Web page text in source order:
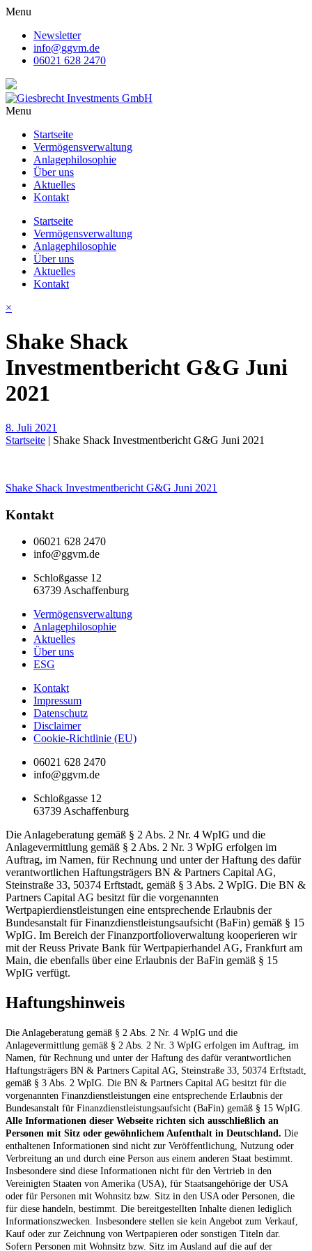
Menu
Newsletter
info@ggvm.de
06021 628 2470
Menu
Startseite
Vermögensverwaltung
Anlagephilosophie
Über uns
Aktuelles
Kontakt
Startseite
Vermögensverwaltung
Anlagephilosophie
Über uns
Aktuelles
Kontakt
×
Shake Shack
Investmentbericht G&G Juni
2021
8. Juli 2021
Startseite | Shake Shack Investmentbericht G&G Juni 2021
Beitragsnavigation
Shake Shack Investmentbericht G&G Juni 2021
Kontakt
06021 628 2470
info@ggvm.de
Schloßgasse 12
63739 Aschaffenburg
Vermögensverwaltung
Anlagephilosophie
Aktuelles
Über uns
ESG
Kontakt
Impressum
Datenschutz
Disclaimer
Cookie-Richtlinie (EU)
06021 628 2470
info@ggvm.de
Schloßgasse 12
63739 Aschaffenburg
Die Anlageberatung gemäß § 2 Abs. 2 Nr. 4 WpIG und die
Anlagevermittlung gemäß § 2 Abs. 2 Nr. 3 WpIG erfolgen im
Auftrag, im Namen, für Rechnung und unter der Haftung des dafür
verantwortlichen Haftungsträgers BN & Partners Capital AG,
Steinstraße 33, 50374 Erftstadt, gemäß § 3 Abs. 2 WpIG. Die BN &
Partners Capital AG besitzt für die vorgenannten
Wertpapierdienstleistungen eine entsprechende Erlaubnis der
Bundesanstalt für Finanzdienstleistungsaufsicht (BaFin) gemäß § 15
WpIG. Im Bereich der Finanzportfolioverwaltung kooperieren wir
mit der Reuss Private Bank für Wertpapierhandel AG, Frankfurt am
Main, die ebenfalls über eine Erlaubnis der BaFin gemäß § 15
WpIG verfügt.
Haftungshinweis
Die Anlageberatung gemäß § 2 Abs. 2 Nr. 4 WpIG und die
Anlagevermittlung gemäß § 2 Abs. 2 Nr. 3 WpIG erfolgen im Auftrag, im
Namen, für Rechnung und unter der Haftung des dafür verantwortlichen
Haftungsträgers BN & Partners Capital AG, Steinstraße 33, 50374 Erftstadt,
gemäß § 3 Abs. 2 WpIG. Die BN & Partners Capital AG besitzt für die
vorgenannten Finanzdienstleistungen eine entsprechende Erlaubnis der
Bundesanstalt für Finanzdienstleistungsaufsicht (BaFin) gemäß § 15 WpIG.
Alle Informationen dieser Webseite richten sich ausschließlich an
Personen mit Sitz oder gewöhnlichem Aufenthalt in Deutschland. Die
enthaltenen Informationen sind nicht zur Veröffentlichung, Nutzung oder
Verbreitung an und durch eine Person aus einem anderen Staat bestimmt.
Insbesondere sind diese Informationen nicht für den Vertrieb in den
Vereinigten Staaten von Amerika (USA), für Staatsangehörige der USA
oder für Personen mit Wohnsitz bzw. Sitz in den USA oder Personen, die
für diese handeln, bestimmt. Die bereitgestellten Inhalte dienen lediglich
Informationszwecken. Insbesondere stellen sie kein Angebot zum Verkauf,
Kauf oder zur Zeichnung von Wertpapieren oder sonstigen Titeln dar.
Sofern Personen mit Wohnsitz bzw. Sitz im Ausland auf die auf der